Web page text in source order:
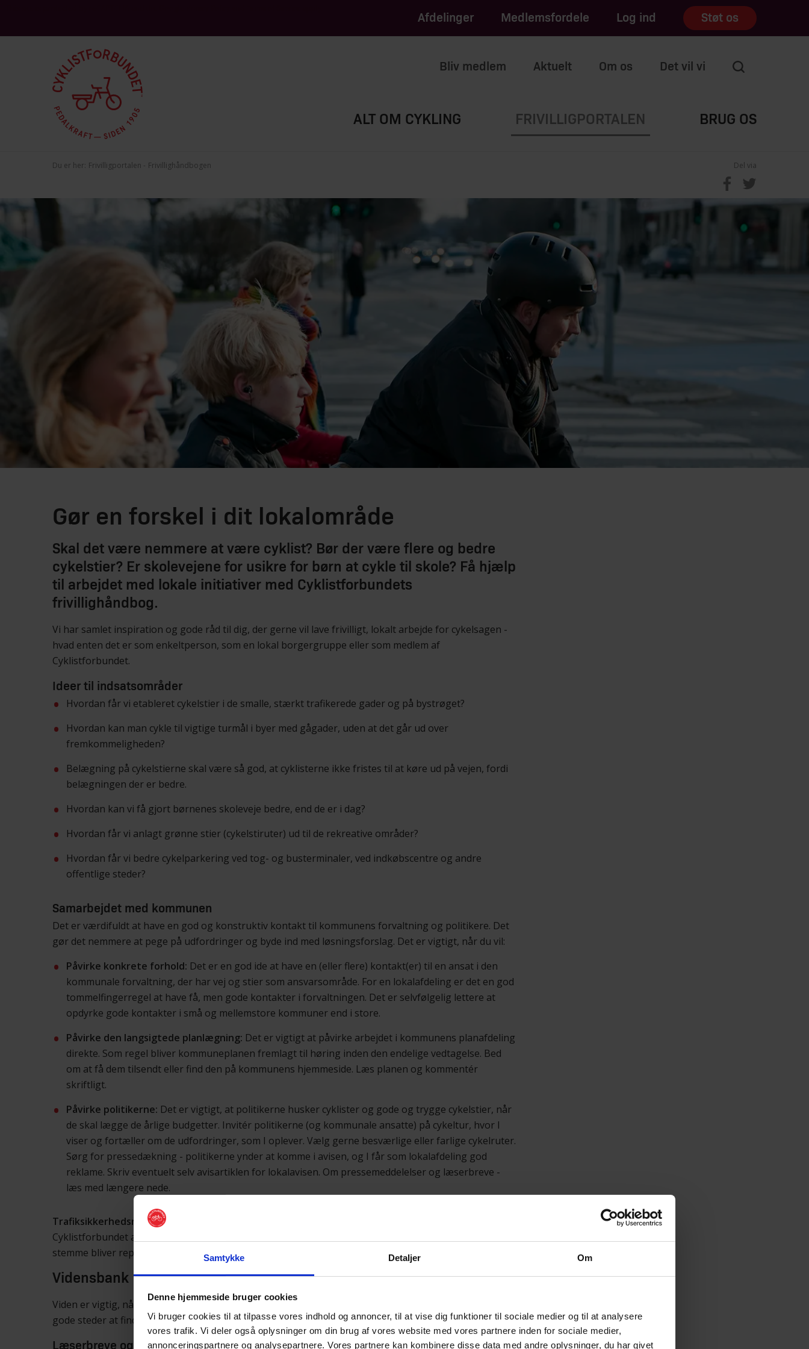
Samtykke Detaljer Om
Denne hjemmeside bruger cookies
Vi bruger cookies til at tilpasse vores indhold og annoncer, til at vise dig funktioner til sociale medier og til at analysere
vores trafik. Vi deler også oplysninger om din brug af vores website med vores partnere inden for sociale medier,
annonceringspartnere og analysepartnere. Vores partnere kan kombinere disse data med andre oplysninger, du har givet
Afdelinger Medlemsfordele Log ind Støt os
Bliv medlem Aktuelt Om os Det vil vi
ALT OM CYKLING FRIVILLIGPORTALEN BRUG OS
Du er her: Frivilligportalen Frivillighåndbogen Del via
Gør en forskel i dit lokalområde
Skal det være nemmere at være cyklist? Bør der være flere og bedre
cykelstier? Er skolevejene for usikre for børn at cykle til skole? Få hjælp
til arbejdet med lokale initiativer med Cyklistforbundets
frivillighåndbog.
Vi har samlet inspiration og gode råd til dig, der gerne vil lave frivilligt, lokalt arbejde for cykelsagen -
hvad enten det er som enkeltperson, som en lokal borgergruppe eller som medlem af
Cyklistforbundet.
Ideer til indsatsområder
Hvordan får vi etableret cykelstier i de smalle, stærkt trafikerede gader og på bystrøget?
Hvordan kan man cykle til vigtige turmål i byer med gågader, uden at det går ud over
fremkommeligheden?
Belægning på cykelstierne skal være så god, at cyklisterne ikke fristes til at køre ud på vejen, fordi
belægningen der er bedre.
Hvordan kan vi få gjort børnenes skoleveje bedre, end de er i dag?
Hvordan får vi anlagt grønne stier (cykelstiruter) ud til de rekreative områder?
Hvordan får vi bedre cykelparkering ved tog- og busterminaler, ved indkøbscentre og andre
offentlige steder?
Samarbejdet med kommunen
Det er værdifuldt at have en god og konstruktiv kontakt til kommunens forvaltning og politikere. Det
gør det nemmere at pege på udfordringer og byde ind med løsningsforslag. Det er vigtigt, når du vil:
Påvirke konkrete forhold: Det er en god ide at have en (eller flere) kontakt(er) til en ansat i den
kommunale forvaltning, der har vej og stier som ansvarsområde. For en lokalafdeling er det en god
tommelfingerregel at have få, men gode kontakter i forvaltningen. Det er selvfølgelig lettere at
opdyrke gode kontakter i små og mellemstore kommuner end i store.
Påvirke den langsigtede planlægning: Det er vigtigt at påvirke arbejdet i kommunens planafdeling
direkte. Som regel bliver kommuneplanen fremlagt til høring inden den endelige vedtagelse. Bed
om at få dem tilsendt eller find den på kommunens hjemmeside. Læs planen og kommentér
skriftligt.
Påvirke politikerne: Det er vigtigt, at politikerne husker cyklister og gode og trygge cykelstier, når
de skal lægge de årlige budgetter. Invitér politikerne (og kommunale ansatte) på cykeltur, hvor I
viser og fortæller om de udfordringer, som I oplever. Vælg gerne besværlige eller farlige cykelruter.
Sørg for pressedækning - politikerne ynder at komme i avisen, og I får som lokalafdeling god
reklame. Skriv eventuelt selv avisartiklen for lokalavisen. Om pressemeddelelser og læserbreve -
læs med længere nede.
Trafiksikkerhedsrådet:Mange kommuner har et lokalt trafiksikkerhedsråd. Hvis ikke
Cyklistforbundet allerede har en plads i det råd, kan det være en god ide at arbejde for, at cyklisternes
stemme bliver repræsenteret her.
Vidensbank
Viden er vigtig, når man ønsker at skubbe på gode kommunale løsninger for cyklister. Vi har samlet
gode steder at finde viden på cykelområdetpå denne side.
Læserbreve og pressemeddelelser